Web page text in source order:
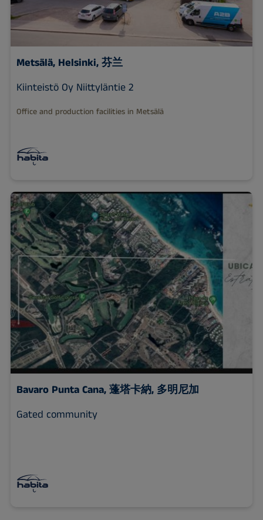
Metsälä, Helsinki, 芬兰
Kiinteistö Oy Niittyläntie 2
Office and production facilities in Metsälä
Bavaro Punta Cana,蓬塔卡納, 多明尼加
Gated community